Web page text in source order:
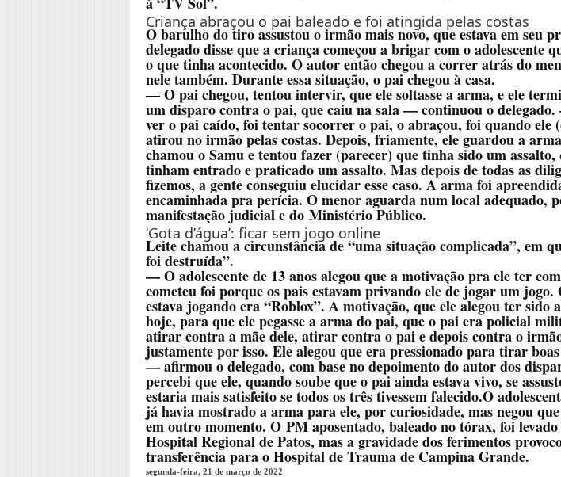
Criança abraçou o pai baleado e foi atingida pelas costas
O barulho do tiro assustou o irmão mais novo, que estava em seu
delegado disse que a criança começou a brigar com o adolescente
o que tinha acontecido. O autor então chegou a correr atrás do
nele também. Durante essa situação, o pai chegou à casa.
— O pai chegou, tentou intervir, que ele soltasse a arma, e ele
um disparo contra o pai, que caiu na sala — continuou o
ver o pai caído, foi tentar socorrer o pai, o abraçou, foi quando ele
atirou no irmão pelas costas. Depois, friamente, ele guardou a
chamou o Samu e tentou fazer (parecer) que tinha sido um assalto,
tinham entrado e praticado um assalto. Mas depois de todas as
fizemos, a gente conseguiu elucidar esse caso. A arma foi
encaminhada pra perícia. O menor aguarda num local adequado,
manifestação judicial e do Ministério Público.
‘Gota d’água’: ficar sem jogo online
Leite chamou a circunstância de “uma situação complicada”, em
foi destruída”.
— O adolescente de 13 anos alegou que a motivação pra ele ter
cometeu foi porque os pais estavam privando ele de jogar um jogo.
estava jogando era “Roblox”. A motivação, que ele alegou ter sido
hoje, para que ele pegasse a arma do pai, que o pai era policial
atirar contra a mãe dele, atirar contra o pai e depois contra o
justamente por isso. Ele alegou que era pressionado para tirar
— afirmou o delegado, com base no depoimento do autor dos
percebi que ele, quando soube que o pai ainda estava vivo, se
estaria mais satisfeito se todos os três tivessem falecido.O
já havia mostrado a arma para ele, por curiosidade, mas negou
em outro momento. O PM aposentado, baleado no tórax, foi
Hospital Regional de Patos, mas a gravidade dos ferimentos
transferência para o Hospital de Trauma de Campina Grande.
segunda-feira, 21 de março de 2022